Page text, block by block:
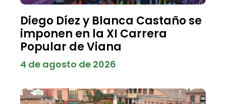
Diego Díez y Blanca Castaño se
imponen en la XI Carrera
Popular de Viana
4 de agosto de 2026